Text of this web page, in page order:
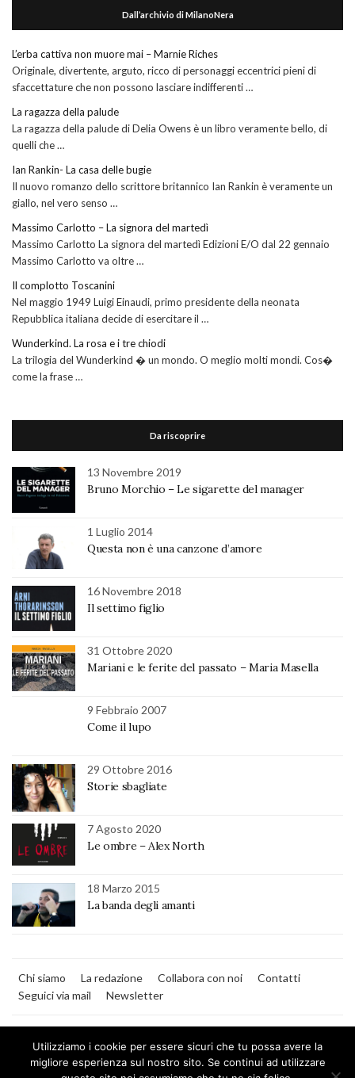
Dall’archivio di MilanoNera
L’erba cattiva non muore mai – Marnie Riches
Originale, divertente, arguto, ricco di personaggi eccentrici pieni di
sfaccettature che non possono lasciare indifferenti …
La ragazza della palude
La ragazza della palude di Delia Owens è un libro veramente bello, di
quelli che …
Ian Rankin- La casa delle bugie
Il nuovo romanzo dello scrittore britannico Ian Rankin è veramente un
giallo, nel vero senso …
Massimo Carlotto – La signora del martedì
Massimo Carlotto La signora del martedì Edizioni E/O dal 22 gennaio
Massimo Carlotto va oltre …
Il complotto Toscanini
Nel maggio 1949 Luigi Einaudi, primo presidente della neonata
Repubblica italiana decide di esercitare il …
Wunderkind. La rosa e i tre chiodi
La trilogia del Wunderkind � un mondo. O meglio molti mondi. Cos�
come la frase …
Da riscoprire
13 Novembre 2019
Bruno Morchio – Le sigarette del manager
1 Luglio 2014
Questa non è una canzone d’amore
16 Novembre 2018
Il settimo figlio
31 Ottobre 2020
Mariani e le ferite del passato – Maria Masella
9 Febbraio 2007
Come il lupo
29 Ottobre 2016
Storie sbagliate
7 Agosto 2020
Le ombre – Alex North
18 Marzo 2015
La banda degli amanti
Chi siamo La redazione Collabora con noi
Contatti
Seguici via mail
Newsletter
Utilizziamo i cookie per essere sicuri che tu possa avere la
migliore esperienza sul nostro sito. Se continui ad utilizzare